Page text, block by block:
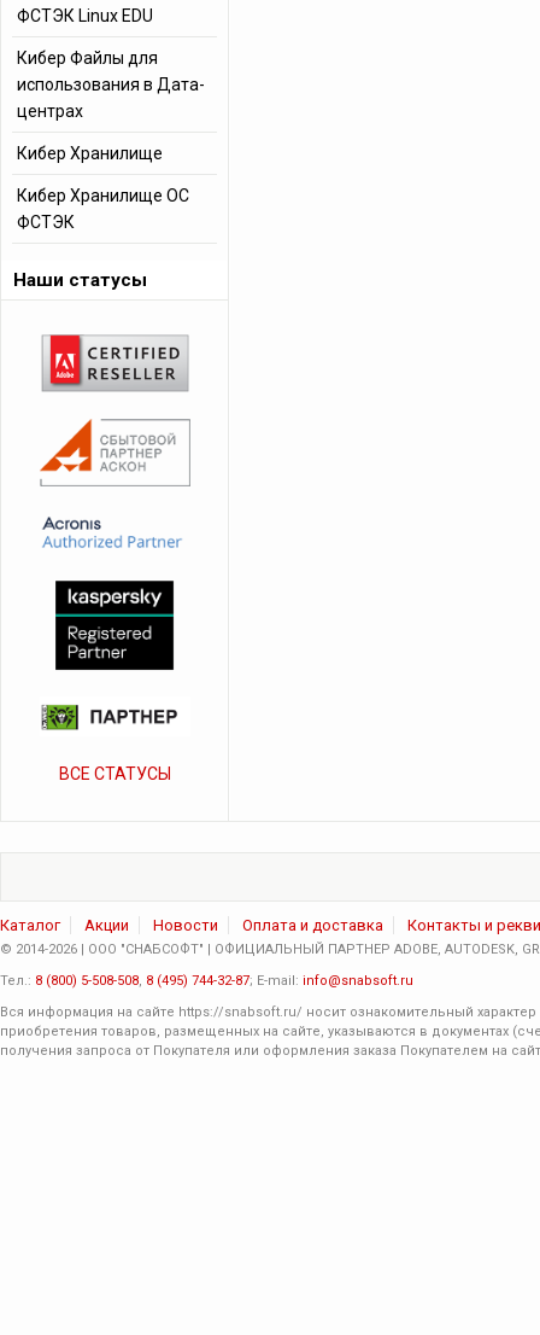
ФСТЭК Linux EDU
Кибер Файлы для
использования в Дата-
центрах
Кибер Хранилище
Кибер Хранилище ОС
ФСТЭК
Наши статусы
ВСЕ СТАТУСЫ
Каталог Акции Новости Оплата и доставка Контакты и
© 2014-2026 | ООО "СНАБСОФТ" | ОФИЦИАЛЬНЫЙ ПАРТНЕР ADOBE, AUTODESK,
Тел.: 8 (800) 5-508-508, 8 (495) 744-32-87; E-mail: info@snabsoft.ru
Вся информация на сайте https://snabsoft.ru/ носит ознакомительный
приобретения товаров, размещенных на сайте, указываются в документах
получения запроса от Покупателя или оформления заказа Покупателем на